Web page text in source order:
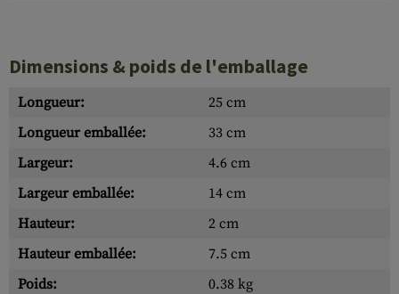
Dimensions & poids de l'emballage
Longueur:
25 cm
Longueur emballée:
33 cm
Largeur:
4.6 cm
Largeur emballée:
14 cm
Hauteur:
2 cm
Hauteur emballée:
7.5 cm
Poids:
0.38 kg